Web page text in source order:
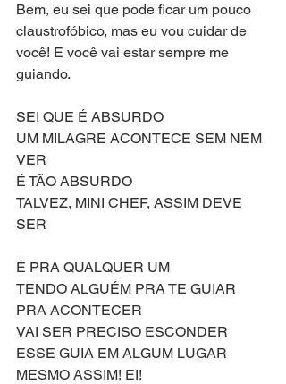
Bem, eu sei que pode ficar um pouco
claustrofóbico, mas eu vou cuidar de
você! E você vai estar sempre me
guiando.
SEI QUE É ABSURDO
UM MILAGRE ACONTECE SEM NEM
VER
É TÃO ABSURDO
TALVEZ, MINI CHEF, ASSIM DEVE
SER
É PRA QUALQUER UM
TENDO ALGUÉM PRA TE GUIAR
PRA ACONTECER
VAI SER PRECISO ESCONDER
ESSE GUIA EM ALGUM LUGAR
MESMO ASSIM! EI!